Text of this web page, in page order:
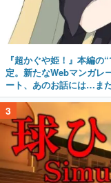
『超かぐや姫！』本編
定。新たなWebマンガレ
ート、あのお話には…ま
3